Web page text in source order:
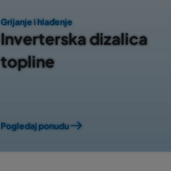
Grijanje i hlađenje
Inverterska dizalica
topline
Pogledaj ponudu